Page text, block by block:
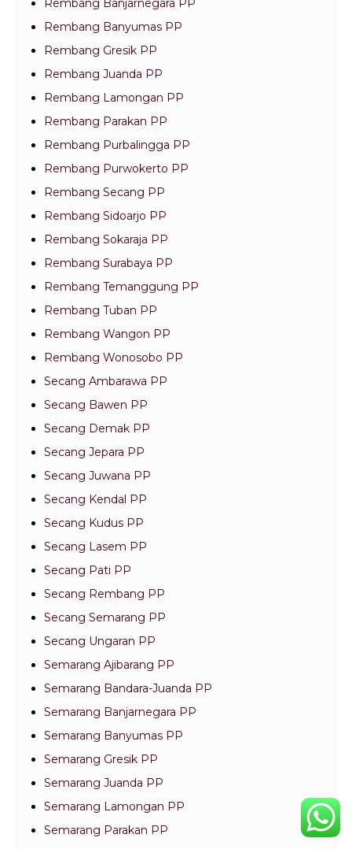
Rembang Banjarnegara PP
Rembang Banyumas PP
Rembang Gresik PP
Rembang Juanda PP
Rembang Lamongan PP
Rembang Parakan PP
Rembang Purbalingga PP
Rembang Purwokerto PP
Rembang Secang PP
Rembang Sidoarjo PP
Rembang Sokaraja PP
Rembang Surabaya PP
Rembang Temanggung PP
Rembang Tuban PP
Rembang Wangon PP
Rembang Wonosobo PP
Secang Ambarawa PP
Secang Bawen PP
Secang Demak PP
Secang Jepara PP
Secang Juwana PP
Secang Kendal PP
Secang Kudus PP
Secang Lasem PP
Secang Pati PP
Secang Rembang PP
Secang Semarang PP
Secang Ungaran PP
Semarang Ajibarang PP
Semarang Bandara-Juanda PP
Semarang Banjarnegara PP
Semarang Banyumas PP
Semarang Gresik PP
Semarang Juanda PP
Semarang Lamongan PP
Semarang Parakan PP